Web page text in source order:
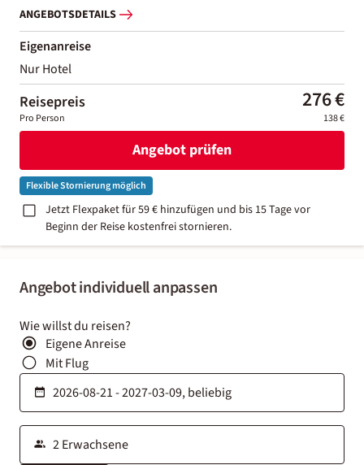
Angebot individuell anpassen
Wie willst du reisen?
Eigene Anreise
Mit Flug
ANGEBOTSDETAILS
Eigenanreise
Nur Hotel
Reisepreis 276 €
Pro Person 138 €
Angebot prüfen
Flexible Stornierung möglich
Jetzt Flexpaket für 59 € hinzufügen und bis 15 Tage vor
Beginn der Reise kostenfrei stornieren.